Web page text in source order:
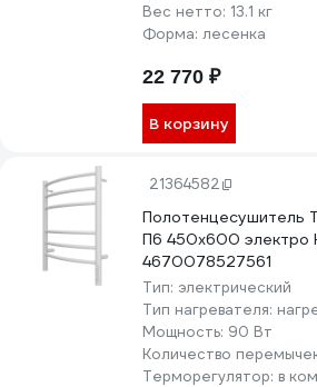
Вес нетто: 13.1 кг
Форма: лесенка
22 770 ₽
В корзину
21364582
Полотенцесушитель
П6 450x600
4670078527561
Тип: электрический
Тип нагревателя:
Мощность: 90 Вт
Количество
Терморегулятор: в